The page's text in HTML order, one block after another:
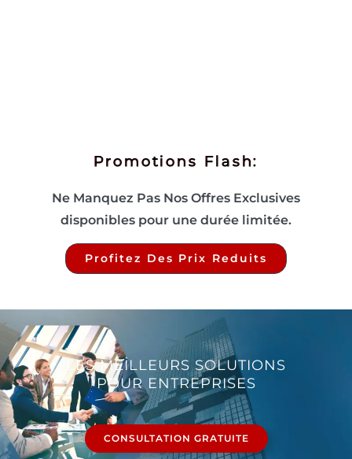
Promotions Flash:
Ne Manquez Pas Nos Offres Exclusives
disponibles pour une durée limitée.
Profitez Des Prix Reduits
LES MEILLEURS SOLUTIONS
POUR ENTREPRISES
CONSULTATION GRATUITE